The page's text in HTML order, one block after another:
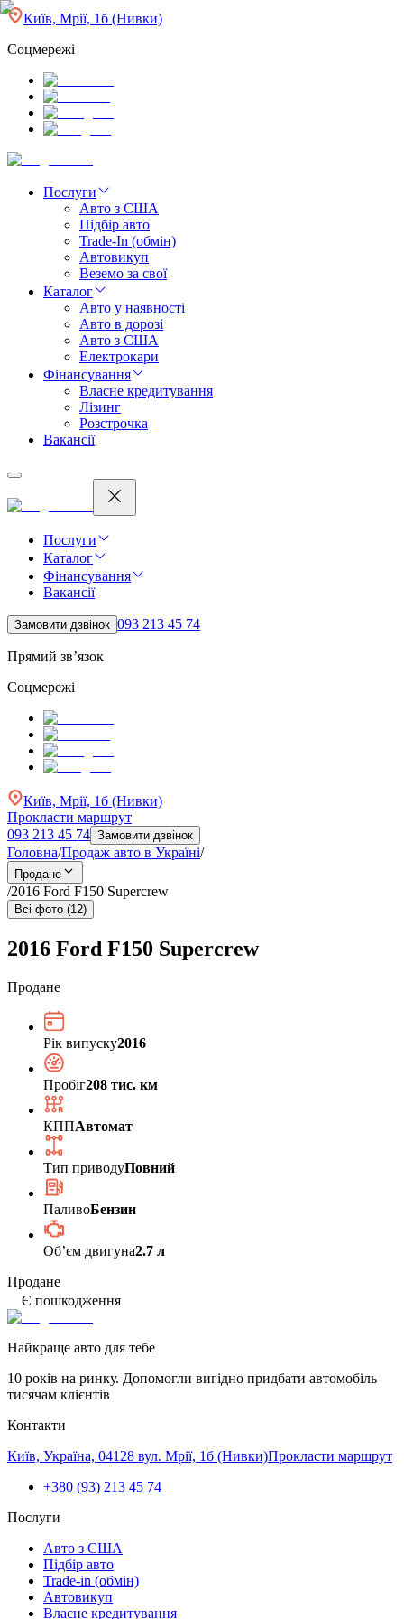
Київ, Мрії, 1б (Нивки)
Соцмережі
Послуги
Авто з США
Підбір авто
Trade-In (обмін)
Автовикуп
Веземо за свої
Каталог
Авто у наявності
Авто в дорозі
Авто з США
Електрокари
Фінансування
Власне кредитування
Лізинг
Розстрочка
Вакансії
Послуги
Каталог
Фінансування
Вакансії
Замовити дзвінок 093 213 45 74
Прямий зв’язок
Соцмережі
Київ, Мрії, 1б (Нивки)
Прокласти маршрут
093 213 45 74 Замовити дзвінок
Головна/Продаж авто в Україні/
Продане
/2016 Ford F150 Supercrew
Всі фото (12)
2016 Ford F150 Supercrew
Продане
Рік випуску2016
Пробіг208 тис. км
КППАвтомат
Тип приводуПовний
ПаливоБензин
Обʼєм двигуна2.7 л
Продане
Є пошкодження
Найкраще авто для тебе
10 років на ринку. Допомогли вигідно придбати автомобіль
тисячам клієнтів
Контакти
Київ, Україна, 04128 вул. Мрії, 1б (Нивки)Прокласти маршрут
+380 (93) 213 45 74
Послуги
Авто з США
Підбір авто
Trade-in (обмін)
Автовикуп
Власне кредитування